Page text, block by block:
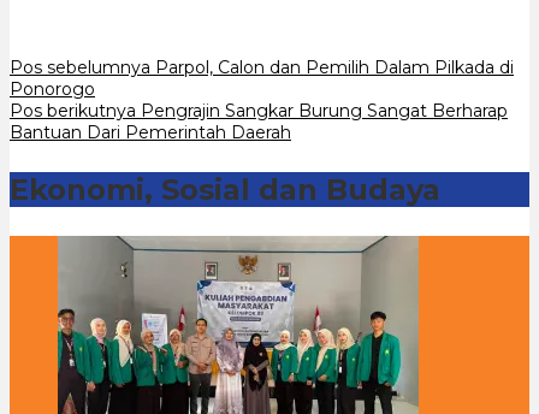
Navigasi
pos
Pos sebelumnya Parpol, Calon dan Pemilih Dalam Pilkada di
Ponorogo
Pos berikutnya Pengrajin Sangkar Burung Sangat Berharap
Bantuan Dari Pemerintah Daerah
Ekonomi, Sosial dan Budaya